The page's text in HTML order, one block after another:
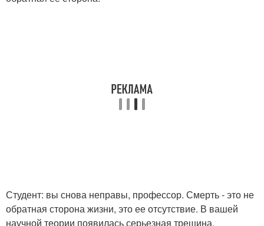
Студент: вы снова неправы, профессор. Смерть - это не
обратная сторона жизни, это ее отсутствие. В вашей
научной теории появилась серьезная трещина.